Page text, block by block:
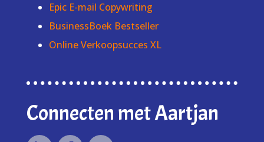
Epic E-mail Copywriting
BusinessBoek Bestseller
Online Verkoopsucces XL
Connecten met Aartjan